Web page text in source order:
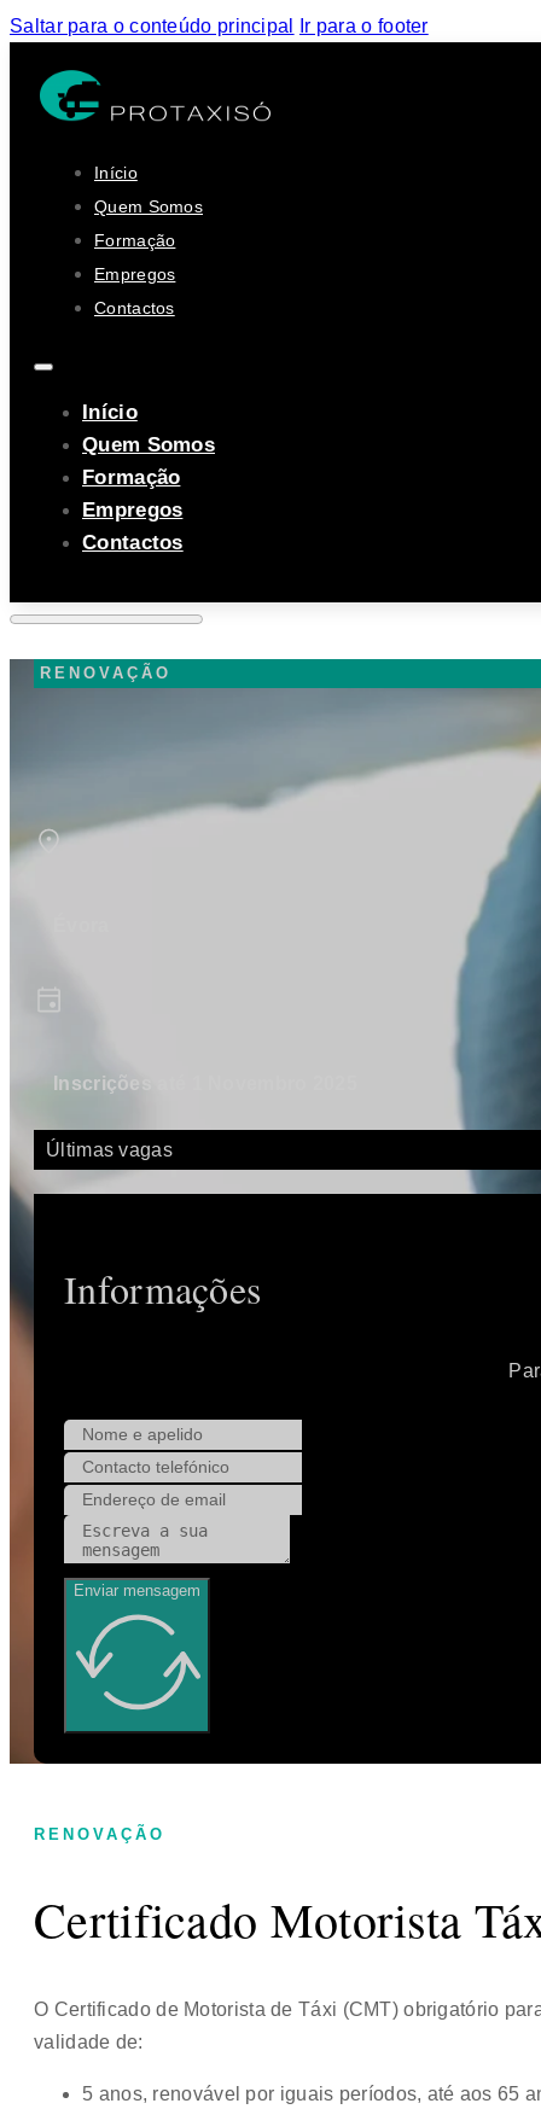
Saltar para o conteúdo principal Ir para o footer
Início
Quem Somos
Formação
Empregos
Contactos
Início
Quem Somos
Formação
Empregos
Contactos
RENOVAÇÃO
Inscrições até 1 Novembro 2025
Últimas vagas
Informações
Enviar mensagem
RENOVAÇÃO
Certificado Motorista
O Certificado de Motorista de Táxi (CMT) obrigatório
validade de:
5 anos, renovável por iguais períodos, até aos 65